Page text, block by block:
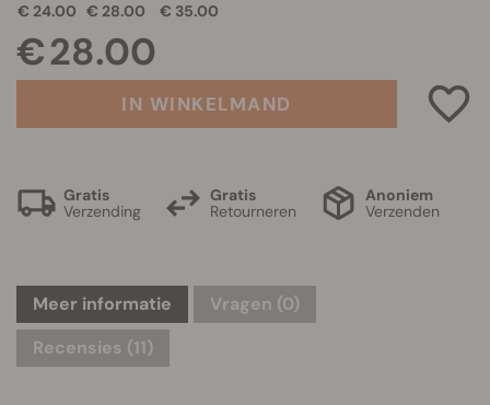
€ 24.00 € 28.00 € 35.00
€ 28.00
IN WINKELMAND
Gratis
Verzending
Gratis
Retourneren
Anoniem
Verzenden
Meer informatie Vragen (0)
Recensies (11)